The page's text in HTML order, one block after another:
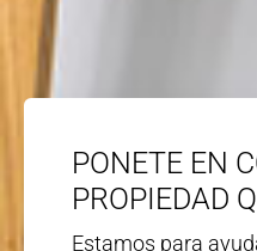
PONETE EN
PROPIEDAD
Estamos para